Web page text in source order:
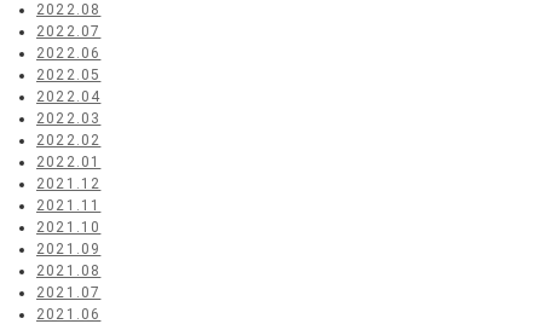
2022.08
2022.07
2022.06
2022.05
2022.04
2022.03
2022.02
2022.01
2021.12
2021.11
2021.10
2021.09
2021.08
2021.07
2021.06